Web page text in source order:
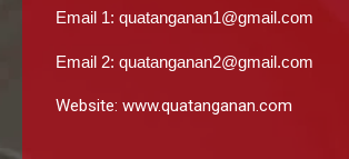
Email 1: quatanganan1@gmail.com
Email 2: quatanganan2@gmail.com
Website: www.quatanganan.com